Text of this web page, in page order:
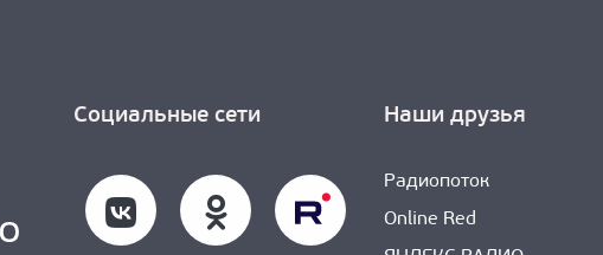
Социальные сети Наши друзья
Радиопоток
Online Red